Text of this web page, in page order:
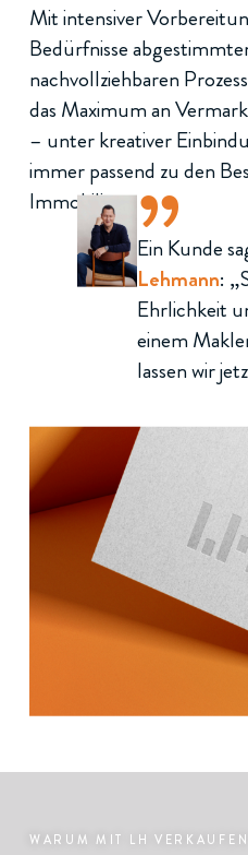
Mit intensiver
Bedürfnisse
nachvollziehbaren
das Maximum an
– unter kreativer
immer passend zu den
Immobilie. „
Ein Kunde
Lehmann:
Ehrlichkeit
einem
lassen wir
WARUM MIT LH